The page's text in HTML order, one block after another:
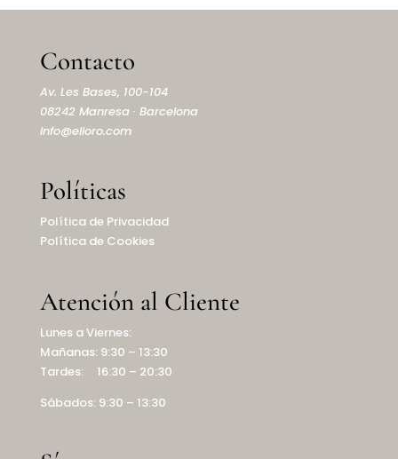
Contacto
Av. Les Bases, 100-104
08242 Manresa · Barcelona
info@elioro.com
Políticas
Política de Privacidad
Política de Cookies
Atención al Cliente
Lunes a Viernes:
Mañanas: 9:30 – 13:30
Tardes: 16:30 – 20:30
Sábados: 9:30 – 13:30